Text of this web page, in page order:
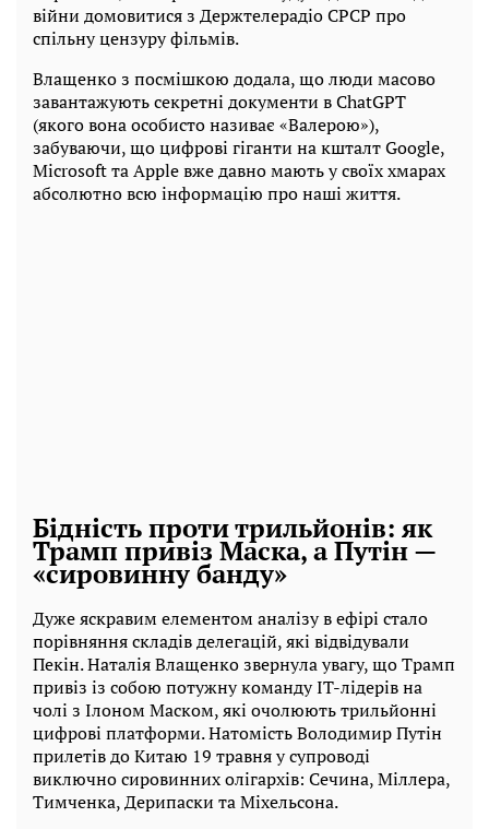
війни домовитися з Держтелерадіо СРСР про
спільну цензуру фільмів.
Влащенко з посмішкою додала, що люди масово
завантажують секретні документи в ChatGPT
(якого вона особисто називає «Валерою»),
забуваючи, що цифрові гіганти на кшталт Google,
Microsoft та Apple вже давно мають у своїх хмарах
абсолютно всю інформацію про наші життя.
Бідність проти трильйонів: як
Трамп привіз Маска, а Путін —
«сировинну банду»
Дуже яскравим елементом аналізу в ефірі стало
порівняння складів делегацій, які відвідували
Пекін. Наталія Влащенко звернула увагу, що Трамп
привіз із собою потужну команду IT-лідерів на
чолі з Ілоном Маском, які очолюють трильйонні
цифрові платформи. Натомість Володимир Путін
прилетів до Китаю 19 травня у супроводі
виключно сировинних олігархів: Сечина, Міллера,
Тимченка, Дерипаски та Міхельсона.